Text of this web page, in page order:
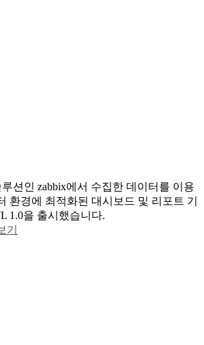
션인 zabbix에서 수집한 데이터를 이용
환경에 최적화된 대시보드 및 리포트 기
1.0을 출시했습니다.
기